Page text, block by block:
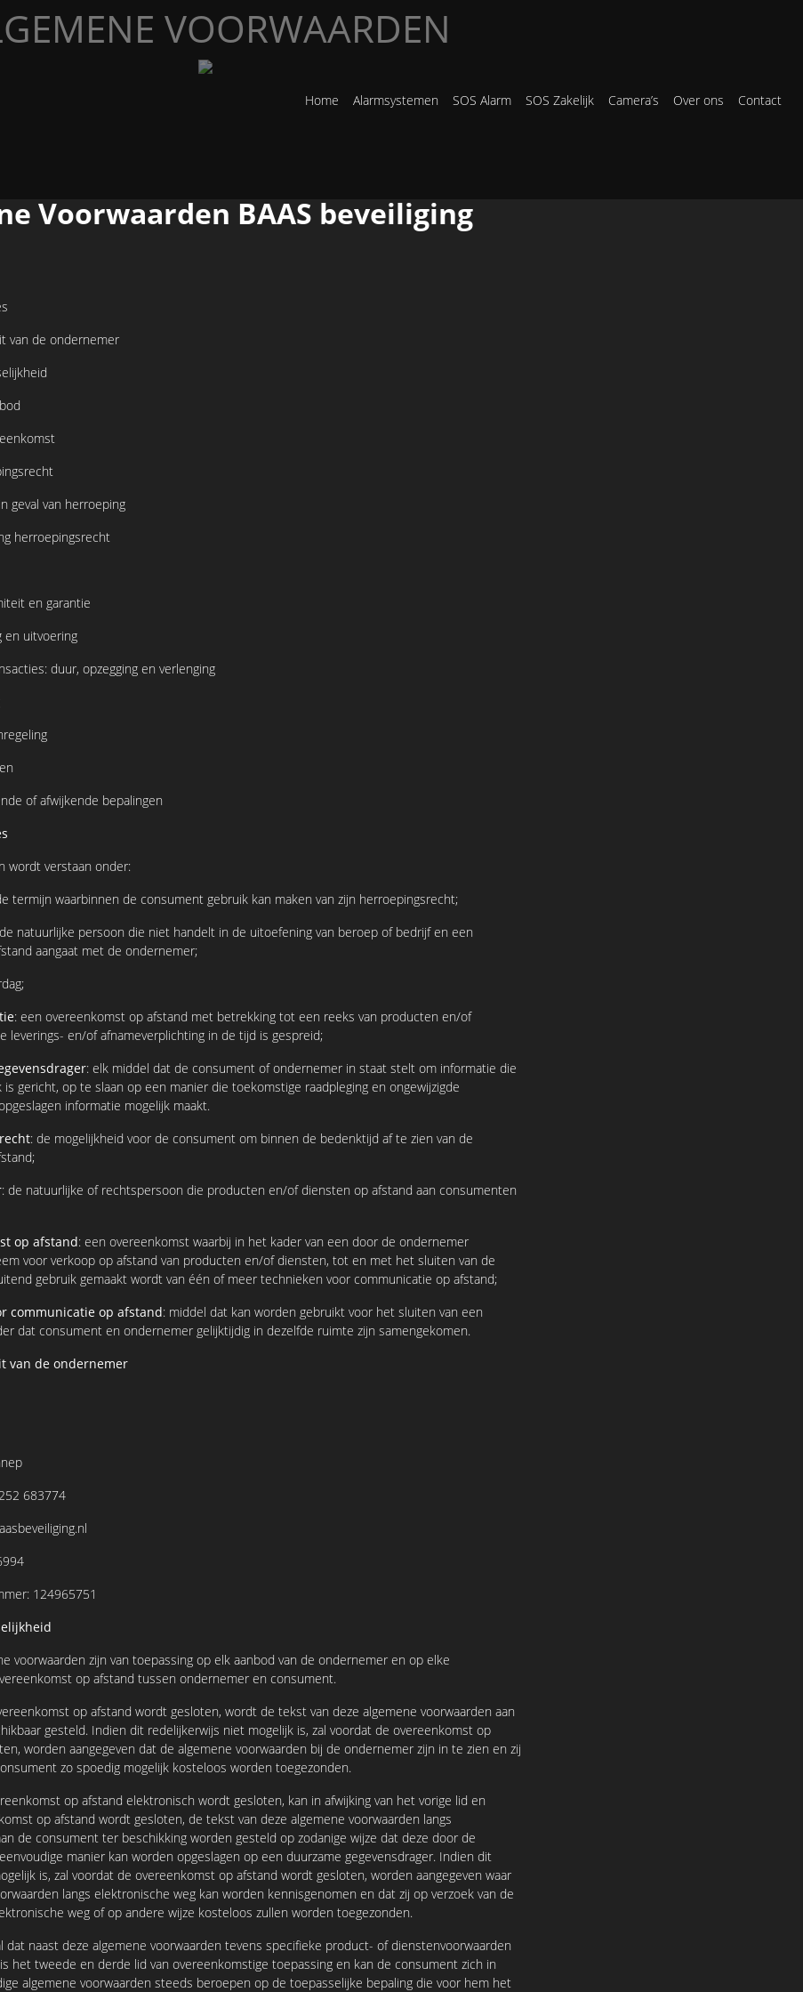
Home Alarmsystemen SOS Alarm SOS Zakelijk Camera’s Over ons Contact
VOORWAARDEN
Voorwaarden BAAS beveiliging
de ondernemer
geval van herroeping
herroepingsrecht
en garantie
en uitvoering
duur, opzegging en verlenging
of afwijkende bepalingen
wordt verstaan onder:
termijn waarbinnen de consument gebruik kan maken van zijn herroepingsrecht;
natuurlijke persoon die niet handelt in de uitoefening van beroep of bedrijf en een
aangaat met de ondernemer;
: een overeenkomst op afstand met betrekking tot een reeks van producten en/of
leverings- en/of afnameverplichting in de tijd is gespreid;
: elk middel dat de consument of ondernemer in staat stelt om informatie die
gericht, op te slaan op een manier die toekomstige raadpleging en ongewijzigde
informatie mogelijk maakt.
: de mogelijkheid voor de consument om binnen de bedenktijd af te zien van de
: de natuurlijke of rechtspersoon die producten en/of diensten op afstand aan consumenten
op afstand: een overeenkomst waarbij in het kader van een door de ondernemer
voor verkoop op afstand van producten en/of diensten, tot en met het sluiten van de
gebruik gemaakt wordt van één of meer technieken voor communicatie op afstand;
communicatie op afstand: middel dat kan worden gebruikt voor het sluiten van een
dat consument en ondernemer gelijktijdig in dezelfde ruimte zijn samengekomen.
van de ondernemer
683774
124965751
zijn van toepassing op elk aanbod van de ondernemer en op elke
op afstand tussen ondernemer en consument.
op afstand wordt gesloten, wordt de tekst van deze algemene voorwaarden aan
gesteld. Indien dit redelijkerwijs niet mogelijk is, zal voordat de overeenkomst op
worden aangegeven dat de algemene voorwaarden bij de ondernemer zijn in te zien en zij
zo spoedig mogelijk kosteloos worden toegezonden.
op afstand elektronisch wordt gesloten, kan in afwijking van het vorige lid en
op afstand wordt gesloten, de tekst van deze algemene voorwaarden langs
de consument ter beschikking worden gesteld op zodanige wijze dat deze door de
manier kan worden opgeslagen op een duurzame gegevensdrager. Indien dit
is, zal voordat de overeenkomst op afstand wordt gesloten, worden aangegeven waar
langs elektronische weg kan worden kennisgenomen en dat zij op verzoek van de
weg of op andere wijze kosteloos zullen worden toegezonden.
naast deze algemene voorwaarden tevens specifieke product- of dienstenvoorwaarden
het tweede en derde lid van overeenkomstige toepassing en kan de consument zich in
algemene voorwaarden steeds beroepen op de toepasselijke bepaling die voor hem het